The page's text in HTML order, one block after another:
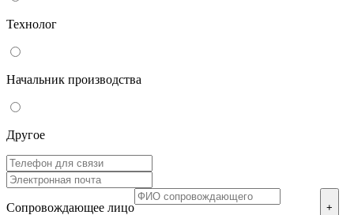
Технолог
Начальник производства
Другое
Сопровождающее лицо +